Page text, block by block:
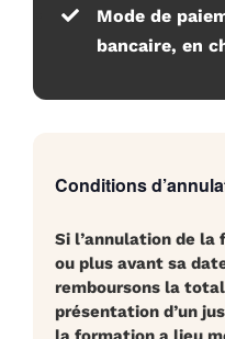
Mode de
bancaire, en
Conditions
Si l’annulation de la
ou plus avant sa
remboursons la
présentation d’un